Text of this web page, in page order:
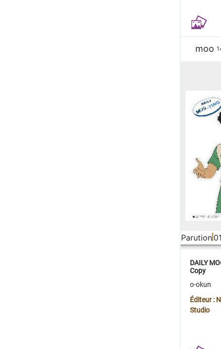
moo
Parution
DAILY
Copy
o-okun
Éditeur :
Studio